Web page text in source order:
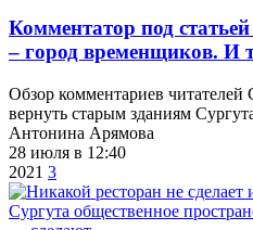
​Комментатор под
– город временщиков. И
Обзор комментариев
вернуть старым зданиям
Антонина Арямова
28 июля в 12:40
2021 3